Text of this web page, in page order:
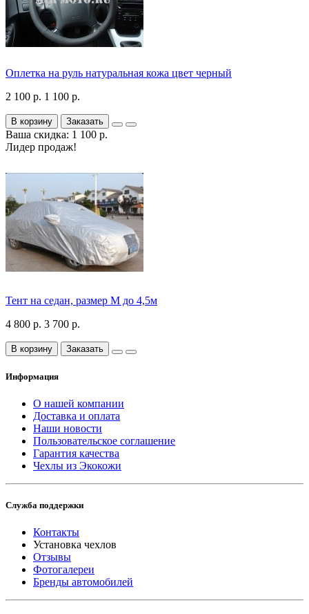
Оплетка на руль натуральная кожа цвет черный
2 100 р. 1 100 р.
В корзину Заказать
Ваша скидка: 1 100 р.
Лидер продаж!
Тент на седан, размер М до 4,5м
4 800 р. 3 700 р.
В корзину Заказать
Информация
О нашей компании
Доставка и оплата
Наши новости
Пользовательское соглашение
Гарантия качества
Чехлы из Экокожи
Служба поддержки
Контакты
Установка чехлов
Отзывы
Фотогалереи
Бренды автомобилей